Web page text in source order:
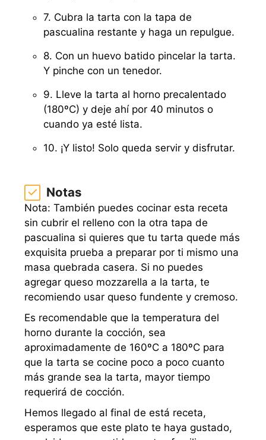
7. Cubra la tarta con la tapa de
pascualina restante y haga un repulgue.
8. Con un huevo batido pincelar la tarta.
Y pinche con un tenedor.
9. Lleve la tarta al horno precalentado
(180ºC) y deje ahí por 40 minutos o
cuando ya esté lista.
10. ¡Y listo! Solo queda servir y disfrutar.
Notas
Nota: También puedes cocinar esta receta
sin cubrir el relleno con la otra tapa de
pascualina si quieres que tu tarta quede más
exquisita prueba a preparar por ti mismo una
masa quebrada casera. Si no puedes
agregar queso mozzarella a la tarta, te
recomiendo usar queso fundente y cremoso.
Es recomendable que la temperatura del
horno durante la cocción, sea
aproximadamente de 160ºC a 180ºC para
que la tarta se cocine poco a poco cuanto
más grande sea la tarta, mayor tiempo
requerirá de cocción.
Hemos llegado al final de está receta,
esperamos que este plato te haya gustado,